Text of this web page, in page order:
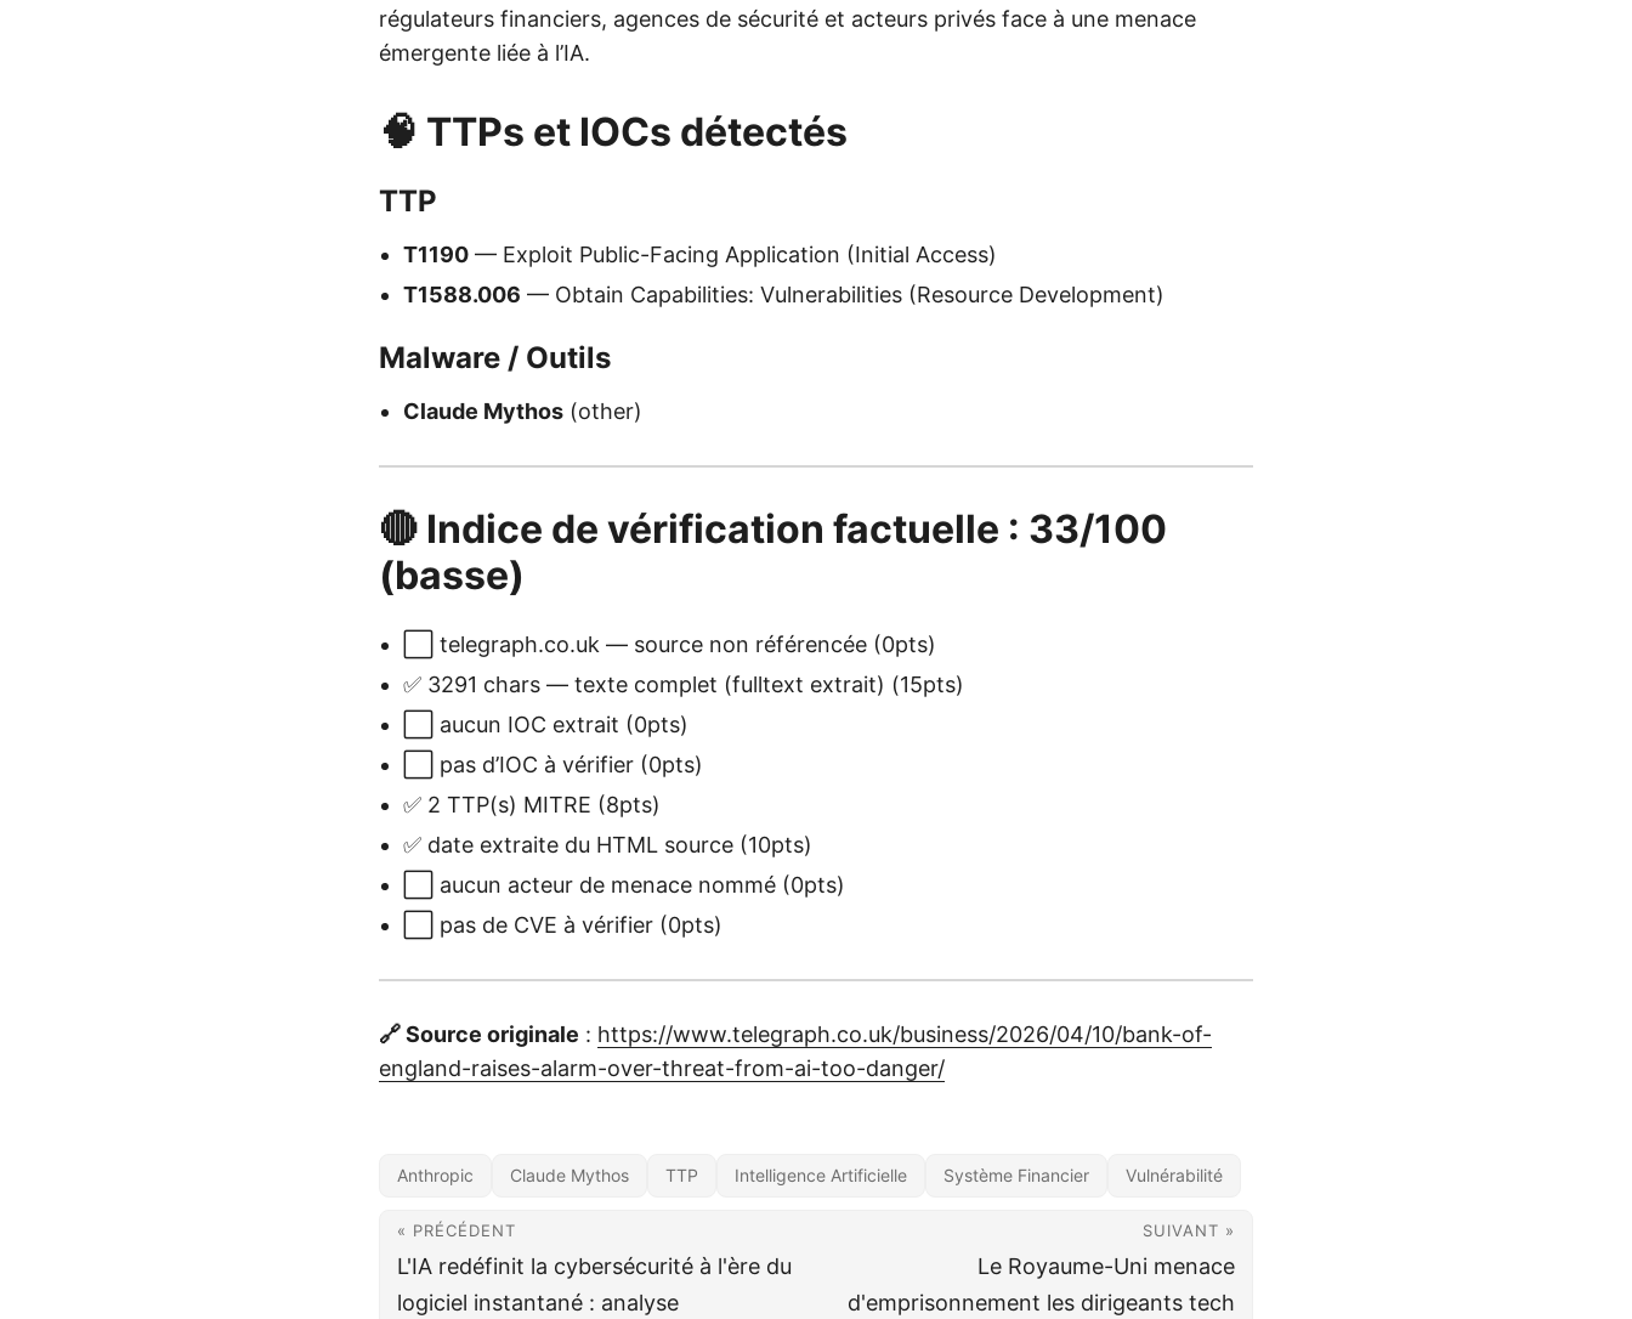
régulateurs financiers, agences de sécurité et acteurs privés face à une menace
émergente liée à l’IA.
🧠 TTPs et IOCs détectés
TTP
T1190 — Exploit Public-Facing Application (Initial Access)
T1588.006 — Obtain Capabilities: Vulnerabilities (Resource Development)
Malware / Outils
Claude Mythos (other)
🔴 Indice de vérification factuelle : 33/100
(basse)
⬜ telegraph.co.uk — source non référencée (0pts)
✅ 3291 chars — texte complet (fulltext extrait) (15pts)
⬜ aucun IOC extrait (0pts)
⬜ pas d’IOC à vérifier (0pts)
✅ 2 TTP(s) MITRE (8pts)
✅ date extraite du HTML source (10pts)
⬜ aucun acteur de menace nommé (0pts)
⬜ pas de CVE à vérifier (0pts)
🔗 Source originale : https://www.telegraph.co.uk/business/2026/04/10/bank-of-
england-raises-alarm-over-threat-from-ai-too-danger/
Anthropic Claude Mythos TTP Intelligence Artificielle Système Financier Vulnérabilité
« PRÉCÉDENT
L'IA redéfinit la cybersécurité à l'ère du
logiciel instantané : analyse
SUIVANT »
Le Royaume-Uni menace
d'emprisonnement les dirigeants tech